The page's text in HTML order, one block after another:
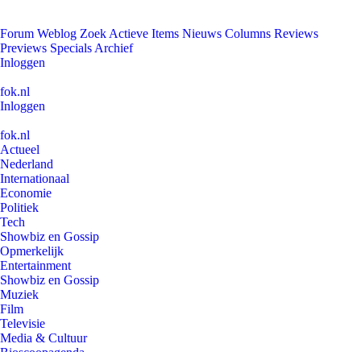
Forum Weblog Zoek Actieve Items Nieuws Columns Reviews
Previews Specials Archief
Inloggen
fok.nl
Inloggen
fok.nl
Actueel
Nederland
Internationaal
Economie
Politiek
Tech
Showbiz en Gossip
Opmerkelijk
Entertainment
Showbiz en Gossip
Muziek
Film
Televisie
Media & Cultuur